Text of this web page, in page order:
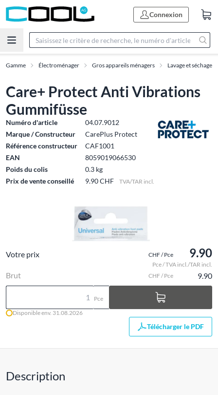
Connexion
Gamme Électroménager Gros appareils ménagers Lavage et séchage
Care+ Protect Anti Vibrations
Gummifüsse
Numéro d'article
04.07.9012
Marque / Constructeur
CarePlus Protect
Référence constructeur
CAF1001
EAN
8059019066530
Poids du colis
0.3 kg
Prix de vente conseillé
9.90 CHF TVA/TAR incl.
Votre prix CHF / Pce 9.90
Pce / TVA incl./TAR incl.
Brut CHF / Pce 9.90
Pce
Disponible env. 31.08.2026
Télécharger le PDF
Description